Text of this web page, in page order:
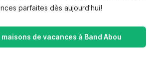
parfaites dès aujourd'hui!
de vacances à Band Abou